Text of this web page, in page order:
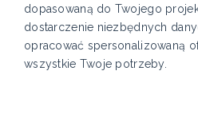
dopasowaną do Twojego
dostarczenie niezbędnych
opracować spersonalizowaną
wszystkie Twoje potrzeby.